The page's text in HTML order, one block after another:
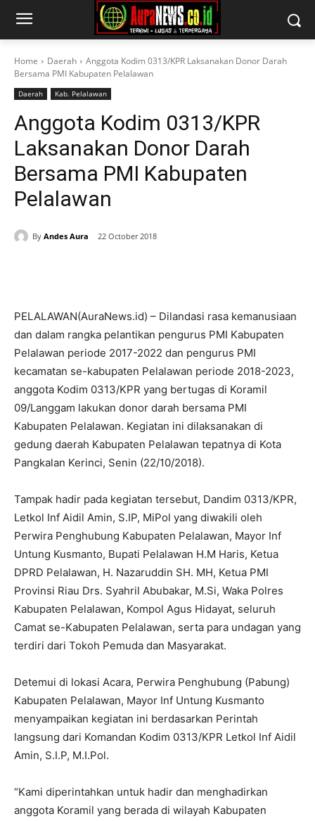
Home Daerah
Anggota Kodim 0313/KPR Laksanakan Donor Darah
Bersama PMI Kabupaten Pelalawan
Daerah Kab. Pelalawan
Anggota Kodim 0313/KPR
Laksanakan Donor Darah
Bersama PMI Kabupaten
Pelalawan
By Andes Aura 22 October 2018
PELALAWAN(AuraNews.id) – Dilandasi rasa kemanusiaan
dan dalam rangka pelantikan pengurus PMI Kabupaten
Pelalawan periode 2017-2022 dan pengurus PMI
kecamatan se-kabupaten Pelalawan periode 2018-2023,
anggota Kodim 0313/KPR yang bertugas di Koramil
09/Langgam lakukan donor darah bersama PMI
Kabupaten Pelalawan. Kegiatan ini dilaksanakan di
gedung daerah Kabupaten Pelalawan tepatnya di Kota
Pangkalan Kerinci, Senin (22/10/2018).
Tampak hadir pada kegiatan tersebut, Dandim 0313/KPR,
Letkol Inf Aidil Amin, S.IP, MiPol yang diwakili oleh
Perwira Penghubung Kabupaten Pelalawan, Mayor Inf
Untung Kusmanto, Bupati Pelalawan H.M Haris, Ketua
DPRD Pelalawan, H. Nazaruddin SH. MH, Ketua PMI
Provinsi Riau Drs. Syahril Abubakar, M.Si, Waka Polres
Kabupaten Pelalawan, Kompol Agus Hidayat, seluruh
Camat se-Kabupaten Pelalawan, serta para undagan yang
terdiri dari Tokoh Pemuda dan Masyarakat.
Detemui di lokasi Acara, Perwira Penghubung (Pabung)
Kabupaten Pelalawan, Mayor Inf Untung Kusmanto
menyampaikan kegiatan ini berdasarkan Perintah
langsung dari Komandan Kodim 0313/KPR Letkol Inf Aidil
Amin, S.I.P, M.I.Pol.
“Kami diperintahkan untuk hadir dan menghadirkan
anggota Koramil yang berada di wilayah Kabupaten